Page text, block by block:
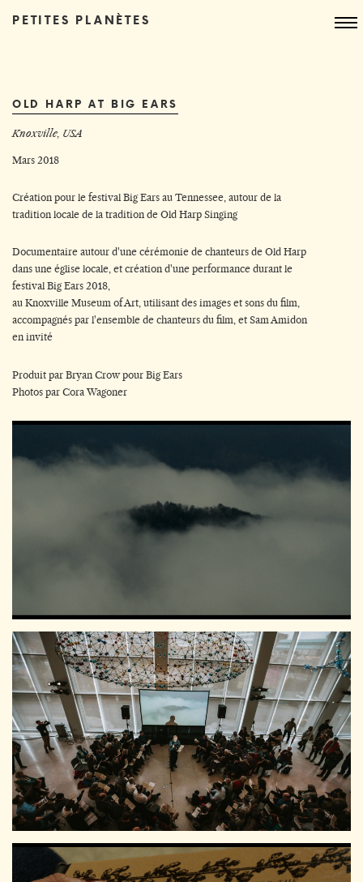
PETITES PLANÈTES
OLD HARP AT BIG EARS
Knoxville, USA
Mars 2018
Création pour le festival Big Ears au Tennessee, autour de la
tradition locale de la tradition de Old Harp Singing
Documentaire autour d'une cérémonie de chanteurs de Old Harp
dans une église locale, et création d'une performance durant le
festival Big Ears 2018,
au Knoxville Museum of Art, utilisant des images et sons du film,
accompagnés par l'ensemble de chanteurs du film, et Sam Amidon
en invité
Produit par Bryan Crow pour Big Ears
Photos par Cora Wagoner